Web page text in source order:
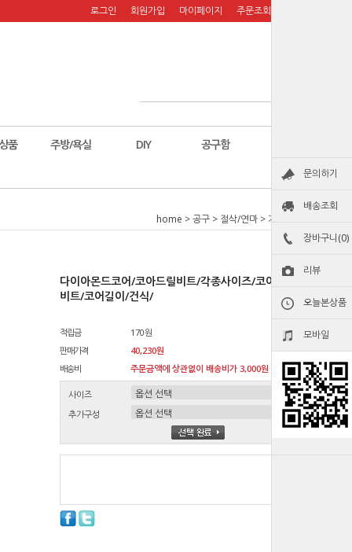
문의하기
배송조회
장바구니(0)
리뷰
오늘본상품
모바일
로그인 회원가입 마이페이지 주문조회
품 주방/욕실 DIY 공구함
home >공구 > 절삭/연마 > 기타소모품
다이아몬드코어/코아드릴비트/각종사이즈/코어드릴/코어
비트/코어길이/건식/
적립금
170원
판매가격
40,230원
배송비
주문금액에 상관없이 배송비가 3,000원 청구됩니다.원
사이즈
추가구성